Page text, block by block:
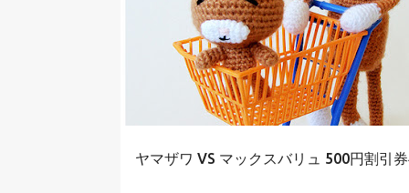
ヤマザワ VS マックスバリュ 500円割引